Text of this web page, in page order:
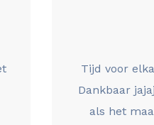
Tijd voor
Dankbaar
als het